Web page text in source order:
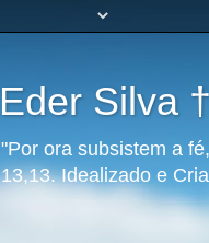
Eder Silva †
"Por ora subsistem a
13,13. Idealizado e